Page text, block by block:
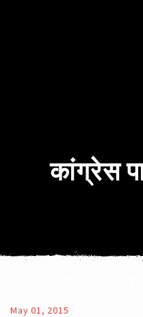
कांग्रेस
May 01, 2015